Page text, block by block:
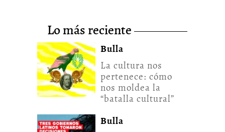
lo más reciente
Bulla
La cultura nos
pertenece: cómo
nos moldea la
“batalla cultural”
Bulla